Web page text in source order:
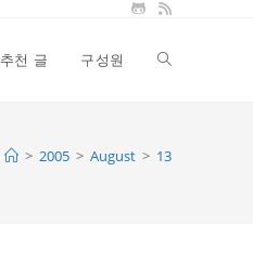
추천 글 구성원 Toggle
> 2005 > August > 13